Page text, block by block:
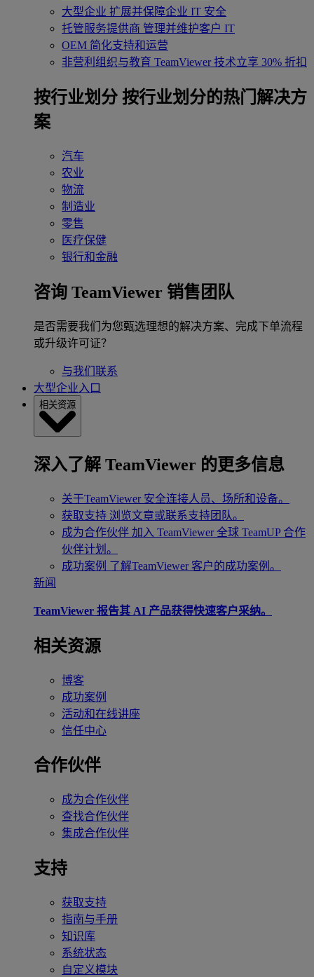
大型企业 扩展并保障企业 IT 安全
托管服务提供商 管理并维护客户 IT
OEM 简化支持和运营
非营利组织与教育 TeamViewer 技术立享 30% 折扣
‌按行业划分 按行业划分的热门解决方
案
汽车
农业
物流
制造业
零售
医疗保健
银行和金融
咨询 TeamViewer 销售团队
是否需要我们为您甄选理想的解决方案、完成下单流程
或升级许可证？
与我们联系
大型企业入口
相关资源
深入了解 TeamViewer 的更多信息
关于TeamViewer 安全连接人员、场所和设备。
获取支持 浏览文章或联系支持团队。
成为合作伙伴 加入 TeamViewer 全球 TeamUP 合作
伙伴计划。
成功案例 了解TeamViewer 客户的成功案例。
新闻
TeamViewer 报告其 AI 产品获得快速客户采纳。
相关资源
博客
成功案例
活动和在线讲座
信任中心
合作伙伴
成为合作伙伴
查找合作伙伴
集成合作伙伴
支持
获取支持
指南与手册
知识库
系统状态
自定义模块